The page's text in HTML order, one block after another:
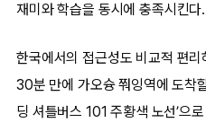
재미와 학습을 동시에 충족시킨다.
한국에서의 접근성도 비교적 편
30분 만에 가오슝 쭤잉역에 도착
딩 셔틀버스 101 주황색 노선’으